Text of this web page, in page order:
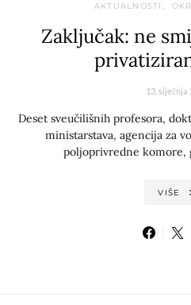
AKTUALNOSTI
Zaključak: ne
13. siječnja
Deset sveučilišnih profesora,
ministarstava, agencija za
poljoprivredne
VIŠE